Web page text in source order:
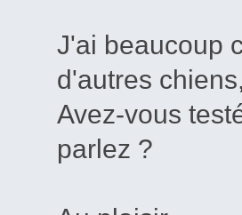
J'ai beaucoup
d'autres
Avez-vous
parlez ?